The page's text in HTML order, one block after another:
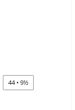
44 • 9½